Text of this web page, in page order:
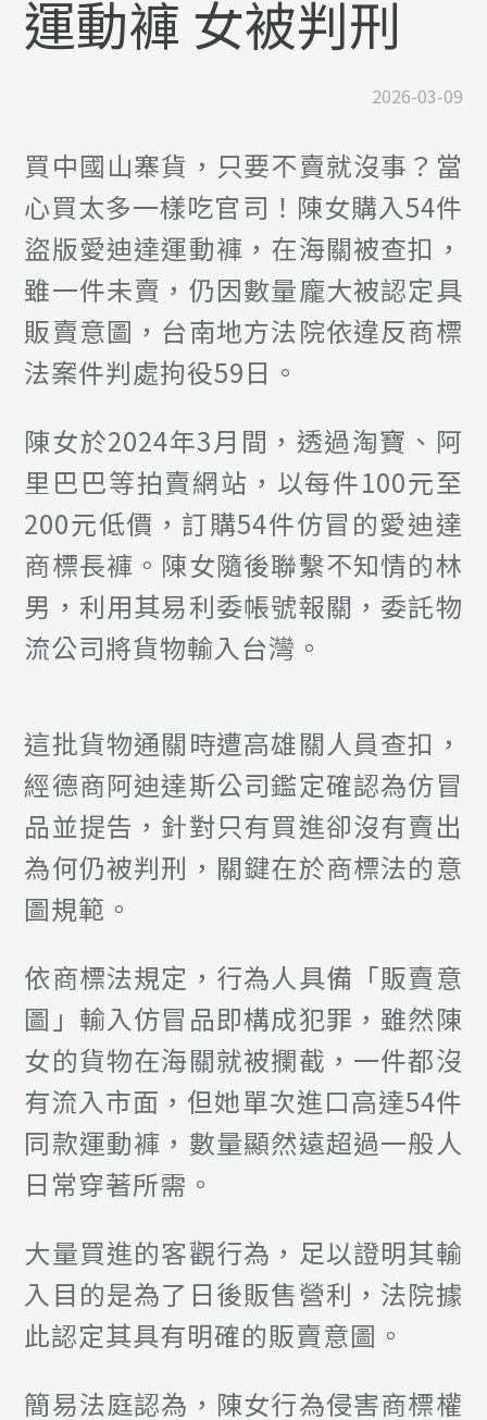
運動褲 女被判刑
2026-03-09
買中國山寨貨，只要不賣就沒事？當
心買太多一樣吃官司！陳女購入54件
盜版愛迪達運動褲，在海關被查扣，
雖一件未賣，仍因數量龐大被認定具
販賣意圖，台南地方法院依違反商標
法案件判處拘役59日。
陳女於2024年3月間，透過淘寶、阿
里巴巴等拍賣網站，以每件100元至
200元低價，訂購54件仿冒的愛迪達
商標長褲。陳女隨後聯繫不知情的林
男，利用其易利委帳號報關，委託物
流公司將貨物輸入台灣。
這批貨物通關時遭高雄關人員查扣，
經德商阿迪達斯公司鑑定確認為仿冒
品並提告，針對只有買進卻沒有賣出
為何仍被判刑，關鍵在於商標法的意
圖規範。
依商標法規定，行為人具備「販賣意
圖」輸入仿冒品即構成犯罪，雖然陳
女的貨物在海關就被攔截，一件都沒
有流入市面，但她單次進口高達54件
同款運動褲，數量顯然遠超過一般人
日常穿著所需。
大量買進的客觀行為，足以證明其輸
入目的是為了日後販售營利，法院據
此認定其具有明確的販賣意圖。
簡易法庭認為，陳女行為侵害商標權